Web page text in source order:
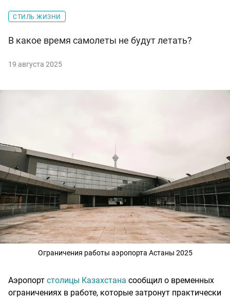
СТИЛЬ ЖИЗНИ
В какое время самолеты не будут летать?
19 августа 2025
Ограничения работы аэропорта Астаны 2025
Аэропорт столицы Казахстана сообщил о временных
ограничениях в работе, которые затронут практически